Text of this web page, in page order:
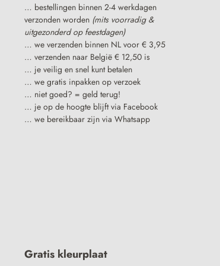
… bestellingen binnen 2-4 werkdagen
verzonden worden (mits voorradig &
uitgezonderd op feestdagen)
… we verzenden binnen NL voor € 3,95
… verzenden naar België € 12,50 is
… je veilig en snel kunt betalen
… we gratis inpakken op verzoek
… niet goed? = geld terug!
… je op de hoogte blijft via Facebook
… we bereikbaar zijn via Whatsapp
Gratis kleurplaat